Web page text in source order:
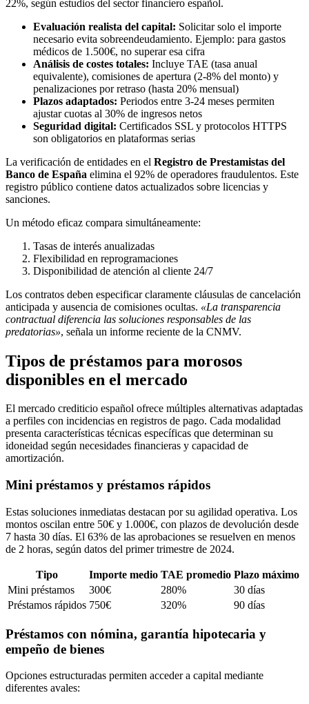
22%, según estudios del sector financiero español.
Evaluación realista del capital: Solicitar solo el importe
necesario evita sobreendeudamiento. Ejemplo: para gastos
médicos de 1.500€, no superar esa cifra
Análisis de costes totales: Incluye TAE (tasa anual
equivalente), comisiones de apertura (2-8% del monto) y
penalizaciones por retraso (hasta 20% mensual)
Plazos adaptados: Periodos entre 3-24 meses permiten
ajustar cuotas al 30% de ingresos netos
Seguridad digital: Certificados SSL y protocolos HTTPS
son obligatorios en plataformas serias
La verificación de entidades en el Registro de Prestamistas del
Banco de España elimina el 92% de operadores fraudulentos. Este
registro público contiene datos actualizados sobre licencias y
sanciones.
Un método eficaz compara simultáneamente:
Tasas de interés anualizadas
Flexibilidad en reprogramaciones
Disponibilidad de atención al cliente 24/7
Los contratos deben especificar claramente cláusulas de cancelación
anticipada y ausencia de comisiones ocultas. «La transparencia
contractual diferencia las soluciones responsables de las
predatorias», señala un informe reciente de la CNMV.
Tipos de préstamos para morosos
disponibles en el mercado
El mercado crediticio español ofrece múltiples alternativas adaptadas
a perfiles con incidencias en registros de pago. Cada modalidad
presenta características técnicas específicas que determinan su
idoneidad según necesidades financieras y capacidad de
amortización.
Mini préstamos y préstamos rápidos
Estas soluciones inmediatas destacan por su agilidad operativa. Los
montos oscilan entre 50€ y 1.000€, con plazos de devolución desde
7 hasta 30 días. El 63% de las aprobaciones se resuelven en menos
de 2 horas, según datos del primer trimestre de 2024.
Tipo Importe medio TAE promedio Plazo máximo
Mini préstamos
300€ 280%
30 días
Préstamos rápidos 750€ 320% 90 días
Préstamos con nómina, garantía hipotecaria y
empeño de bienes
Opciones estructuradas permiten acceder a capital mediante
diferentes avales: